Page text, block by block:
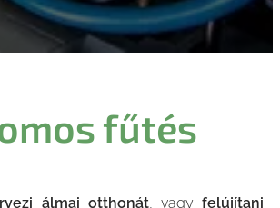
fűtés
álmai otthonát, vagyfelújítani